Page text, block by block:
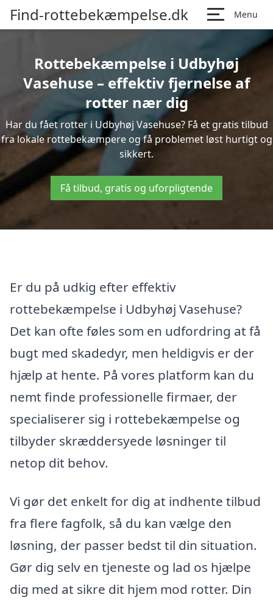
Find-rottebekæmpelse.dk Menu
Rottebekæmpelse i Udbyhøj
Vasehuse – effektiv fjernelse af
rotter nær dig
Har du fået rotter i Udbyhøj Vasehuse? Få et gratis tilbud
fra lokale rottebekæmpere og få problemet løst hurtigt og
sikkert.
Få tilbud, gratis og uforpligtende
Er du på udkig efter effektiv
rottebekæmpelse i Udbyhøj Vasehuse?
Det kan ofte føles som en udfordring at få
bugt med skadedyr, men heldigvis er der
hjælp at hente. På vores platform kan du
nemt finde professionelle firmaer, der
specialiserer sig i rottebekæmpelse og
tilbyder skræddersyede løsninger til
netop dit behov.
Vi gør det enkelt for dig at indhente tilbud
fra flere fagfolk, så du kan vælge den
løsning, der passer bedst til din situation.
Gør dig selv en tjeneste og lad os hjælpe
dig med at sikre dit hjem mod rotter. Din